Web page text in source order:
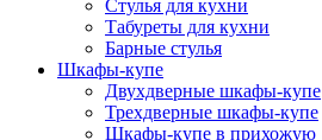
Стулья для кухни
Табуреты для кухни
Барные стулья
Шкафы-купе
Двухдверные шкафы-купе
Трехдверные шкафы-купе
Шкафы-купе в прихожую